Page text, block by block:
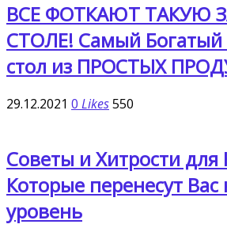
ВСЕ ФОТКАЮТ ТАКУЮ
СТОЛЕ! Самый Богатый
стол из ПРОСТЫХ
29.12.2021 0 Likes550
Советы и Хитрости для
Которые перенесут
уровень